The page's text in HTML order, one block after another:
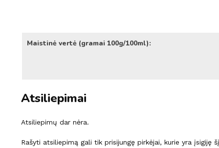
Maistinė vertė (gramai 100g/100ml):
Atsiliepimai
Atsiliepimų dar nėra.
Rašyti atsiliepimą gali tik prisijungę pirkėjai, kurie yra įsigiję